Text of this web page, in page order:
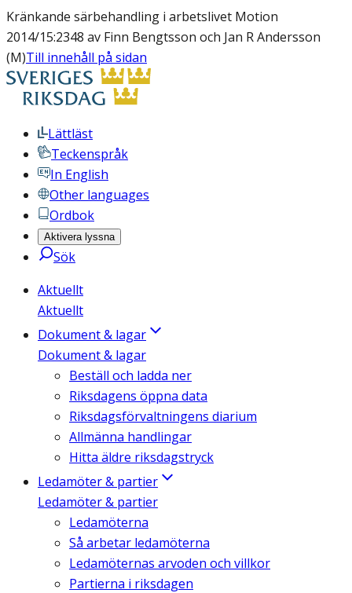
Kränkande särbehandling i arbetslivet Motion
2014/15:2348 av Finn Bengtsson och Jan R Andersson
(M)Till innehåll på sidan
Lättläst
Teckenspråk
In English
Other languages
Ordbok
Aktivera lyssna
Sök
Aktuellt
Aktuellt
Dokument & lagar
Dokument & lagar
Beställ och ladda ner
Riksdagens öppna data
Riksdagsförvaltningens diarium
Allmänna handlingar
Hitta äldre riksdagstryck
Ledamöter & partier
Ledamöter & partier
Ledamöterna
Så arbetar ledamöterna
Ledamöternas arvoden och villkor
Partierna i riksdagen